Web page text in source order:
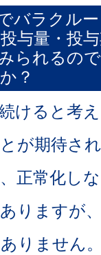
バラクル
与量・投
られるの
？
けると考
が期待さ
正常化し
りますが
りません